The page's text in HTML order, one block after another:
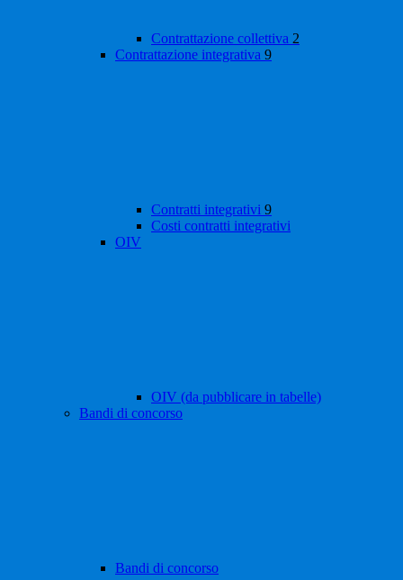
Contrattazione collettiva 2
Contrattazione integrativa 9
Contratti integrativi 9
Costi contratti integrativi
OIV
OIV (da pubblicare in tabelle)
Bandi di concorso
Bandi di concorso